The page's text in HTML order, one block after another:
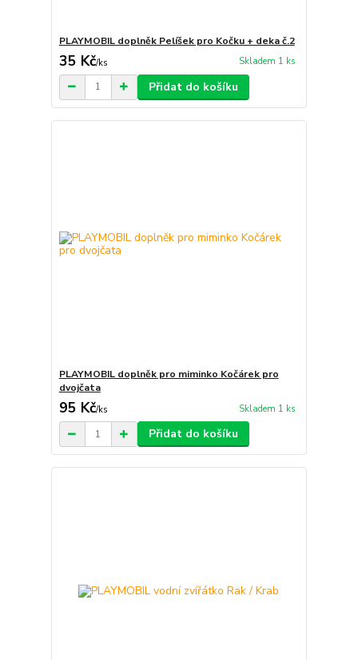
PLAYMOBIL doplněk Pelíšek pro Kočku + deka č.2
35 Kč/ks Skladem 1 ks
Přidat do košíku
PLAYMOBIL doplněk pro miminko Kočárek pro
dvojčata
95 Kč/ks Skladem 1 ks
Přidat do košíku